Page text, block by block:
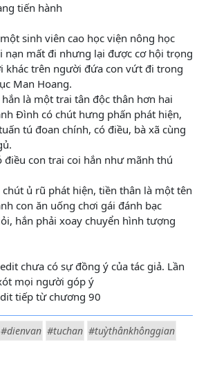
tiến hành
sinh viên cao học viện nông học
nạn mất đi nhưng lại được cơ hội trọng
khác trên người đứa con vứt đi trong
Man Hoang.
là một trai tân độc thân hơn hai
Đình có chút hưng phấn phát hiện,
tú đoan chính, có điều, bà xã cùng
điều con trai coi hắn như mãnh thú
ủ rũ phát hiện, tiền thân là một tên
con ăn uống chơi gái đánh bạc
hắn phải xoay chuyển hình tượng
chưa có sự đồng ý của tác giả. Lần
mọi người góp ý
tiếp từ chương 90
#dienvan #tuchan #tuỳthânkhônggian